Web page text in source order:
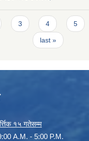
3 4 5
last »
१५ गतेसम्म
9:00 A.M. - 5:00 P.M.